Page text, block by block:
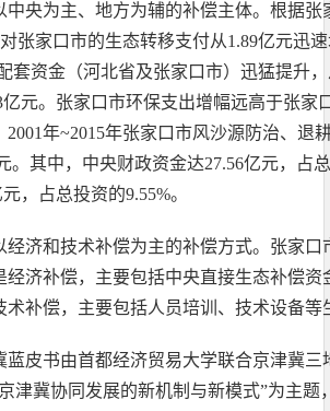
中央为主、地方为辅的补偿主体。根据张
张家口市的生态转移支付从1.89亿元迅
套资金（河北省及张家口市）迅猛提升
亿元。张家口市环保支出增幅远高于张家
2001年~2015年张家口市风沙源防治、退
。其中，中央财政资金达27.56亿元，占
，占总投资的9.55%。
经济和技术补偿为主的补偿方式。张家
经济补偿，主要包括中央直接生态补偿
术补偿，主要包括人员培训、技术设备等
蓝皮书由首都经济贸易大学联合京津冀
津冀协同发展的新机制与新模式”为主